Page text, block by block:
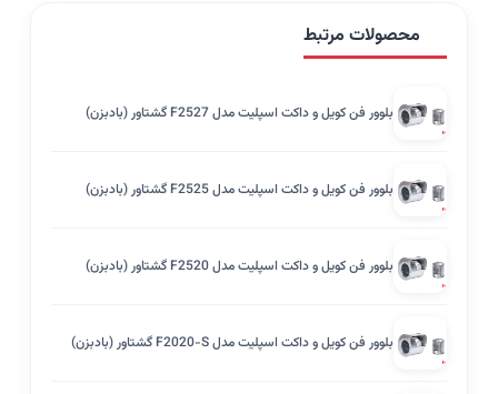
محصولات مرتبط
بلوور فن کویل و داکت اسپلیت مدل F2527 گشتاور (بادبزن)
بلوور فن کویل و داکت اسپلیت مدل F2525 گشتاور (بادبزن)
بلوور فن کویل و داکت اسپلیت مدل F2520 گشتاور (بادبزن)
بلوور فن کویل و داکت اسپلیت مدل F2020-S گشتاور (بادبزن)